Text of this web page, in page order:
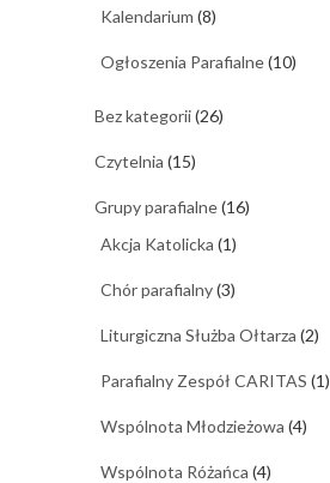
Kalendarium (8)
Ogłoszenia Parafialne(10)
Bez kategorii(26)
Czytelnia (15)
Grupy parafialne(16)
Akcja Katolicka (1)
Chór parafialny(3)
Liturgiczna Służba Ołtarza (2)
Parafialny Zespół CARITAS (1)
Wspólnota Młodzieżowa (4)
Wspólnota Różańca (4)